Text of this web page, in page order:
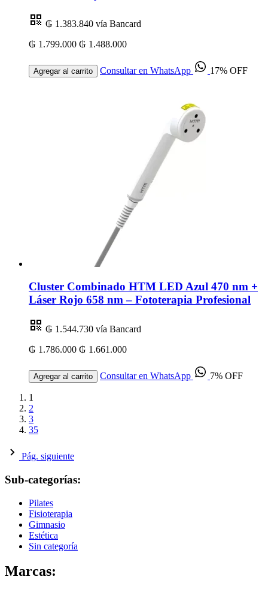
₲ 1.383.840 vía Bancard
₲ 1.799.000 ₲ 1.488.000
Agregar al carrito Consultar en WhatsApp 17% OFF
Cluster Combinado HTM LED Azul 470 nm +
Láser Rojo 658 nm – Fototerapia Profesional
₲ 1.544.730 vía Bancard
₲ 1.786.000 ₲ 1.661.000
Agregar al carrito Consultar en WhatsApp 7% OFF
1
2
3
35
Pág. siguiente
Sub-categorías:
Pilates
Fisioterapia
Gimnasio
Estética
Sin categoría
Marcas: